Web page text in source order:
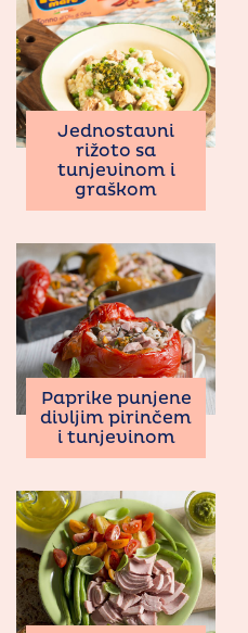
Jednostavni
rižoto sa
tunjevinom i
graškom
Paprike punjene
divljim pirinčem
i tunjevinom